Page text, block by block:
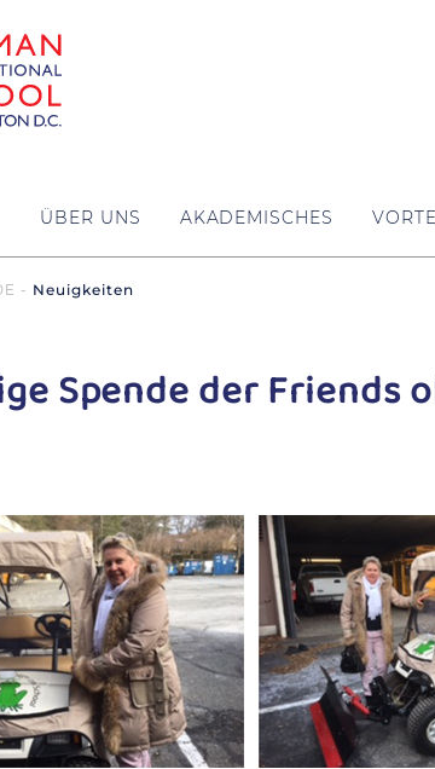
ÜBER UNS AKADEMISCHES
Neuigkeiten
Spende der Friends